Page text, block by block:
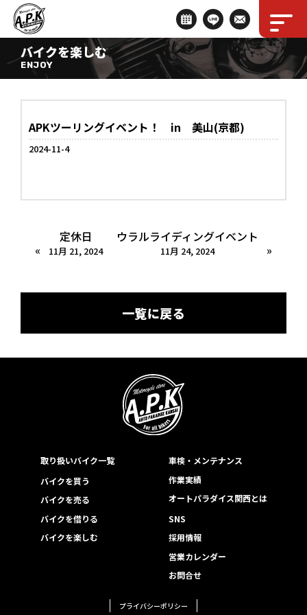
バイクを楽しむ
ENJOY
APKツーリングイベント！ in 美山(京都)
2024-11-4
«
定休日
11月 21, 2024
ウラルライディングイベント
11月 24, 2024 »
一覧に戻る
取り扱いバイク一覧
バイクを買う
バイクを売る
バイクを借りる
バイクを楽しむ
車検・メンテナンス
作業実績
オートパラダイス関西とは
SNS
採用情報
営業カレンダー
お問合せ
プライバシーポリシー